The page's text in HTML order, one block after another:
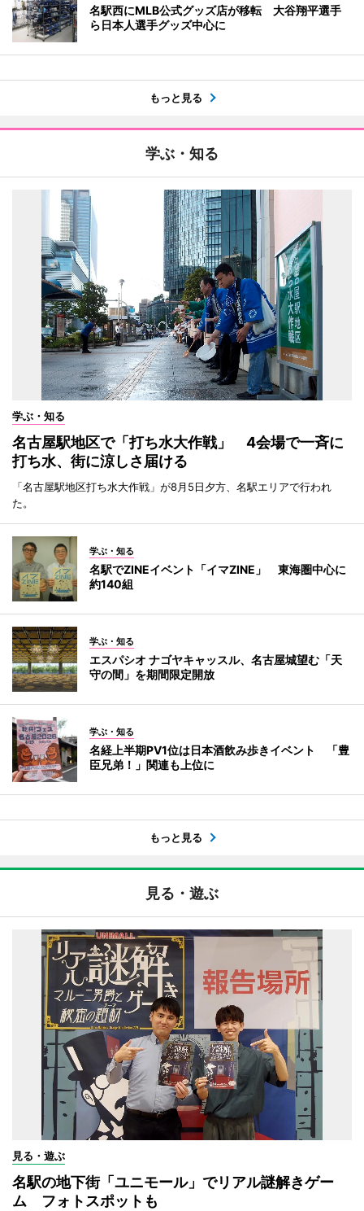
名駅西にMLB公式グッズ店が移転 大谷翔平選手
ら日本人選手グッズ中心に
もっと見る
学ぶ・知る
学ぶ・知る
名古屋駅地区で「打ち水大作戦」 4会場で一斉に
打ち水、街に涼しさ届ける
「名古屋駅地区打ち水大作戦」が8月5日夕方、名駅エリアで行われ
た。
学ぶ・知る
名駅でZINEイベント「イマZINE」 東海圏中心に
約140組
学ぶ・知る
エスパシオ ナゴヤキャッスル、名古屋城望む「天
守の間」を期間限定開放
学ぶ・知る
名経上半期PV1位は日本酒飲み歩きイベント 「豊
臣兄弟！」関連も上位に
もっと見る
見る・遊ぶ
見る・遊ぶ
名駅の地下街「ユニモール」でリアル謎解きゲー
ム フォトスポットも